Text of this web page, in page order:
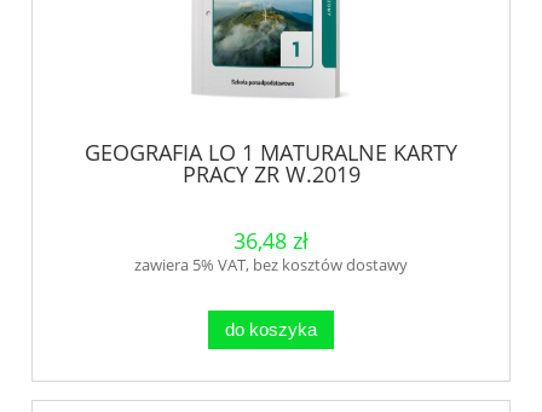
GEOGRAFIA LO 1 MATURALNE KARTY
PRACY ZR W.2019
36,48 zł
zawiera 5% VAT, bez kosztów dostawy
do koszyka